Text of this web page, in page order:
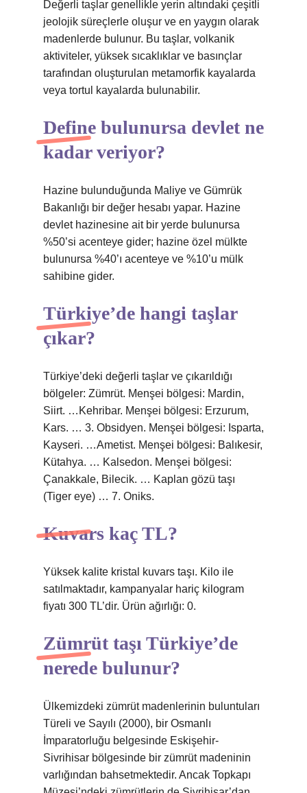
Değerli taşlar genellikle yerin altındaki çeşitli
jeolojik süreçlerle oluşur ve en yaygın olarak
madenlerde bulunur. Bu taşlar, volkanik
aktiviteler, yüksek sıcaklıklar ve basınçlar
tarafından oluşturulan metamorfik kayalarda
veya tortul kayalarda bulunabilir.
Define bulunursa devlet ne
kadar veriyor?
Hazine bulunduğunda Maliye ve Gümrük
Bakanlığı bir değer hesabı yapar. Hazine
devlet hazinesine ait bir yerde bulunursa
%50’si acenteye gider; hazine özel mülkte
bulunursa %40’ı acenteye ve %10’u mülk
sahibine gider.
Türkiye’de hangi taşlar
çıkar?
Türkiye’deki değerli taşlar ve çıkarıldığı
bölgeler: Zümrüt. Menşei bölgesi: Mardin,
Siirt. …Kehribar. Menşei bölgesi: Erzurum,
Kars. … 3. Obsidyen. Menşei bölgesi: Isparta,
Kayseri. …Ametist. Menşei bölgesi: Balıkesir,
Kütahya. … Kalsedon. Menşei bölgesi:
Çanakkale, Bilecik. … Kaplan gözü taşı
(Tiger eye) … 7. Oniks.
Kuvars kaç TL?
Yüksek kalite kristal kuvars taşı. Kilo ile
satılmaktadır, kampanyalar hariç kilogram
fiyatı 300 TL’dir. Ürün ağırlığı: 0.
Zümrüt taşı Türkiye’de
nerede bulunur?
Ülkemizdeki zümrüt madenlerinin buluntuları
Türeli ve Sayılı (2000), bir Osmanlı
İmparatorluğu belgesinde Eskişehir-
Sivrihisar bölgesinde bir zümrüt madeninin
varlığından bahsetmektedir. Ancak Topkapı